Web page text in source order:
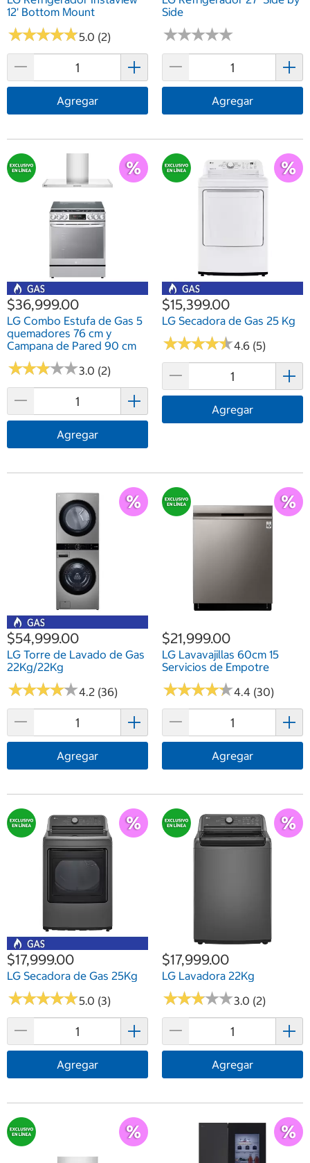
12' Bottom Mount
★★★★★
★★★★★5.0 (2)
Agregar
Side
★★★★★
★★★★★
Agregar
$36,999.00
LG Combo Estufa de Gas 5
quemadores 76 cm y
Campana de Pared 90 cm
★★★★★
★★★★★3.0 (2)
Agregar
$15,399.00
LG Secadora de Gas 25 Kg
★★★★★
★★★★★4.6 (5)
Agregar
$54,999.00
LG Torre de Lavado de Gas
22Kg/22Kg
★★★★★
★★★★★4.2 (36)
Agregar
$21,999.00
LG Lavavajillas 60cm 15
Servicios de Empotre
★★★★★
★★★★★4.4 (30)
Agregar
$17,999.00
LG Secadora de Gas 25Kg
★★★★★
★★★★★5.0 (3)
Agregar
$17,999.00
LG Lavadora 22Kg
★★★★★
★★★★★3.0 (2)
Agregar